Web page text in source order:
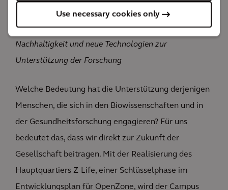
Use necessary cookies only
Investitionen in neue Räume für die Forschung
Das Ergebnis
Nachhaltigkeit und neue Technologien zur
Unterstützung der Forschung
Welche Bedeutung hat die Unterstützung derjenigen
Menschen, die sich in den Biowissenschaften und in
der Gesundheitsforschung engagieren? Für uns
bedeutet das, dass wir direkt zur Zukunft der
Gesellschaft beitragen. Mit der Realisierung des
Hauptquartiers Z-Life, einer Schlüsselphase im
Entwicklungsplan für OpenZone, wird der Campus